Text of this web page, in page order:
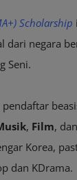
Scholarship
dari negara
Seni.
, Film, dan
Korea,
dan KDrama.